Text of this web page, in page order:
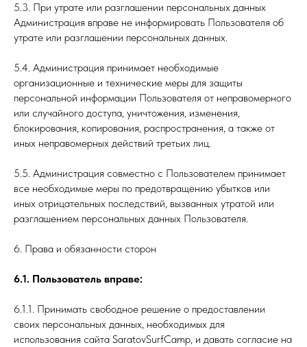
5.3. При утрате или разглашении персональных данных
Администрация вправе не информировать Пользователя об
утрате или разглашении персональных данных.
5.4. Администрация принимает необходимые
организационные и технические меры для защиты
персональной информации Пользователя от неправомерного
или случайного доступа, уничтожения, изменения,
блокирования, копирования, распространения, а также от
иных неправомерных действий третьих лиц.
5.5. Администрация совместно с Пользователем принимает
все необходимые меры по предотвращению убытков или
иных отрицательных последствий, вызванных утратой или
разглашением персональных данных Пользователя.
6. Права и обязанности сторон
6.1. Пользователь вправе:
6.1.1. Принимать свободное решение о предоставлении
своих персональных данных, необходимых для
использования сайта SaratovSurfCamp, и давать согласие на